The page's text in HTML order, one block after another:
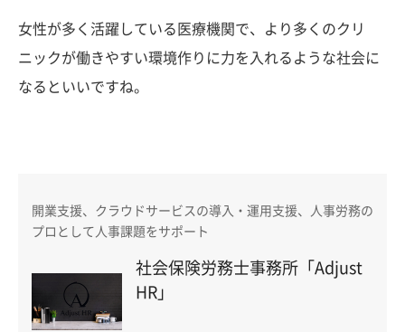
女性が多く活躍している医療機関で、より多くのクリ
ニックが働きやすい環境作りに力を入れるような社会に
なるといいですね。
開業支援、クラウドサービスの導入・運用支援、人事労務の
プロとして人事課題をサポート
社会保険労務士事務所「Adjust
HR」